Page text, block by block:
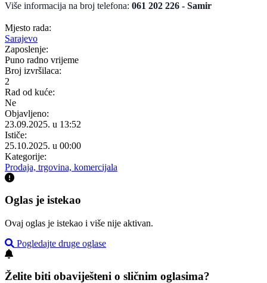
Više informacija na broj telefona: 061 202 226 - Samir
Mjesto rada:
Sarajevo
Zaposlenje:
Puno radno vrijeme
Broj izvršilaca:
2
Rad od kuće:
Ne
Objavljeno:
23.09.2025. u 13:52
Ističe:
25.10.2025. u 00:00
Kategorije:
Prodaja, trgovina, komercijala
Oglas je istekao
Ovaj oglas je istekao i više nije aktivan.
Pogledajte druge oglase
Želite biti obaviješteni o sličnim oglasima?